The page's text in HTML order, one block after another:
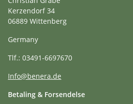
Kerzendorf 34
06889 Wittenberg
Germany
Tlf.: 03491-6697670
Info@benera.de
Betaling & Forsendelse